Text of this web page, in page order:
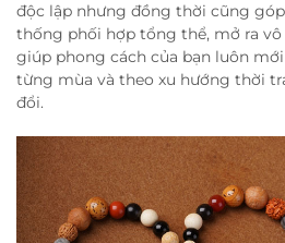
độc lập nhưng đồng thời cũng
thống phối hợp tổng thể, mở ra
giúp phong cách của bạn luôn
từng mùa và theo xu hướng thời
đổi.